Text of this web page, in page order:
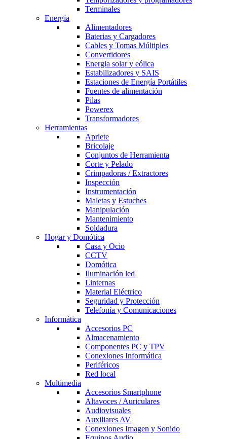
Terminales
Energía
Alimentadores
Baterias y Cargadores
Cables y Tomas Múltiples
Convertidores
Energia solar y eólica
Estabilizadores y SAIS
Estaciones de Energía Portátiles
Fuentes de alimentación
Pilas
Powerex
Transformadores
Herramientas
Apriete
Bricolaje
Conjuntos de Herramienta
Corte y Pelado
Crimpadoras / Extractores
Inspección
Instrumentación
Maletas y Estuches
Manipulación
Mantenimiento
Soldadura
Hogar y Domótica
Casa y Ocio
CCTV
Domótica
Iluminación led
Linternas
Material Eléctrico
Seguridad y Protección
Telefonía y Comunicaciones
Informática
Accesorios PC
Almacenamiento
Componentes PC y TPV
Conexiones Informática
Periféricos
Red local
Multimedia
Accesorios Smartphone
Altavoces / Auriculares
Audiovisuales
Auxiliares AV
Conexiones Imagen y Sonido